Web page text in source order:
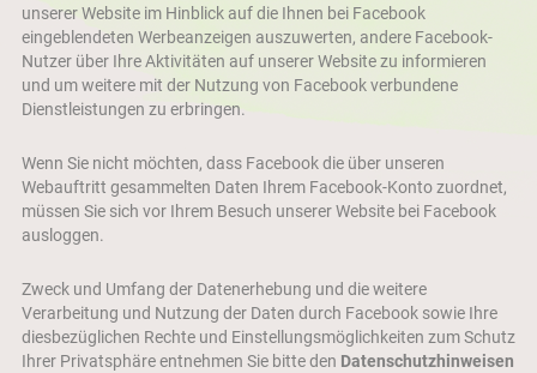
unserer Website im Hinblick auf die Ihnen bei Facebook
eingeblendeten Werbeanzeigen auszuwerten, andere Facebook-
Nutzer über Ihre Aktivitäten auf unserer Website zu informieren
und um weitere mit der Nutzung von Facebook verbundene
Dienstleistungen zu erbringen.
Wenn Sie nicht möchten, dass Facebook die über unseren
Webauftritt gesammelten Daten Ihrem Facebook-Konto zuordnet,
müssen Sie sich vor Ihrem Besuch unserer Website bei Facebook
ausloggen.
Zweck und Umfang der Datenerhebung und die weitere
Verarbeitung und Nutzung der Daten durch Facebook sowie Ihre
diesbezüglichen Rechte und Einstellungsmöglichkeiten zum Schutz
Ihrer Privatsphäre entnehmen Sie bitte den Datenschutzhinweisen